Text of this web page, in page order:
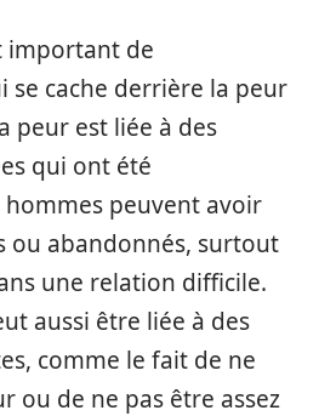
important de
se cache derrière la peur
peur est liée à des
qui ont été
hommes peuvent avoir
ou abandonnés, surtout
une relation difficile.
aussi être liée à des
comme le fait de ne
ou de ne pas être assez